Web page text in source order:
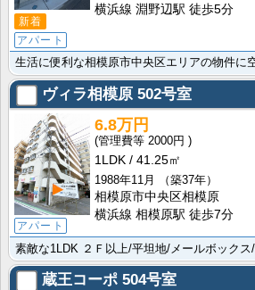
新着
アパート
横浜線 淵野辺駅 徒歩5分
ヴィラ相模原 502号室
アパート
6.8万円
2000円
1LDK
41.25㎡
1988年11月
（築37年）
相模原市中央区相模原
横浜線 相模原駅 徒歩7分
蔵王コーポ 504号室